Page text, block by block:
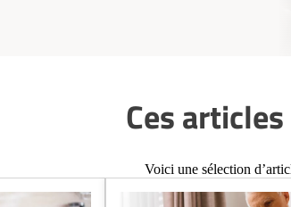
Ces
Voici une sélection